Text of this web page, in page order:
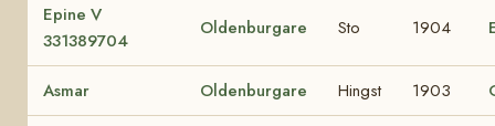
Epine V
331389704
Oldenburgare Sto 1904
Asmar Oldenburgare Hingst 1903